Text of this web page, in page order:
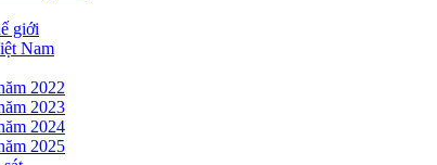
giới
Nam
2022
2023
2024
2025